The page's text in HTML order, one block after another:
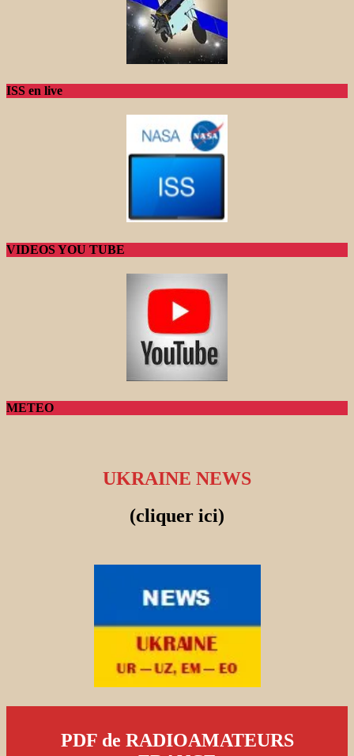
ISS en live
VIDEOS YOU TUBE
METEO
UKRAINE NEWS
(cliquer ici)
PDF de RADIOAMATEURS